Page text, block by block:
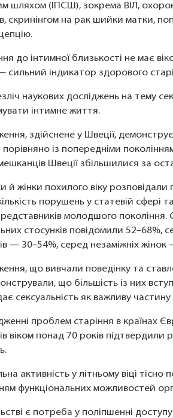
шляхом (ІПСШ), зокрема ВІЛ,
скринінгом на рак шийки матки,
до інтимної близькості не має
сильний індикатор здорового
наукових досліджень на тему
інтимне життя.
здійснене у Швеції,
із попередніми
Швеції збільшилися за
й жінки похилого віку
порушень у статевій сфері
молодшого
стосунків повідомили
— 30–54%, серед незаміжніх жінок
що вивчали поведінку та
що більшість із них
сексуальність як важливу
проблем старіння в країнах
віком понад 70 років
активність у літньому віці
функціональних можливостей
є потреба у поліпшенні